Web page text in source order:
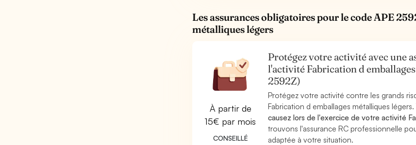
Les assurances obligatoires pour le code APE
métalliques légers
À partir de
15€ par mois
CONSEILLÉ
Protégez votre activité avec une
l'activité Fabrication d
2592Z)
Protégez votre activité contre les grands
Fabrication d emballages métalliques
causez lors de l'exercice de votre activité
trouvons l'assurance RC professionnelle
adaptée à votre situation.